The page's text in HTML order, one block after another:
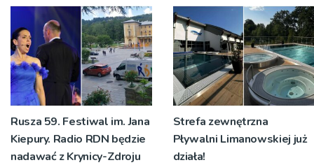
Rusza 59. Festiwal im. Jana
Kiepury. Radio RDN będzie
nadawać z Krynicy-Zdroju
Strefa zewnętrzna
Pływalni Limanowskiej już
działa!